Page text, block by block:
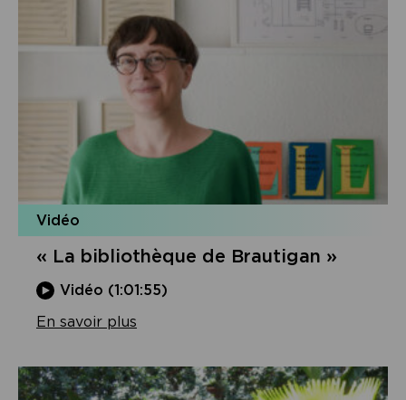
Vidéo
« La bibliothèque de Brautigan »
Vidéo (1:01:55)
En savoir plus